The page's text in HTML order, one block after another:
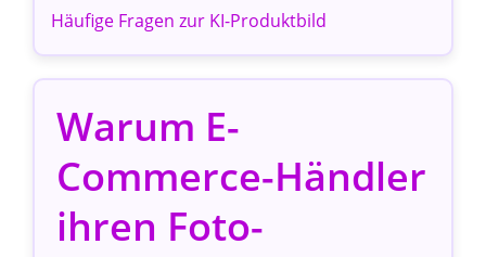
Häufige Fragen zur KI-Produktbild
Warum E-
Commerce-Händler
ihren Foto-